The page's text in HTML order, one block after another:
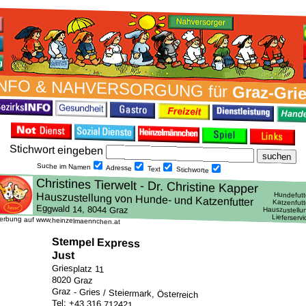
& NAH­VER­SORG­UNG fürGraz-
Stich­wort ein­geben
Suche im Namen Adresse Text Stich­worte
auf www.heinzelmaennchen.at
Stempel Express
Just
Griesplatz 11
8020 Graz
Graz - Gries / Steiermark, Österreich